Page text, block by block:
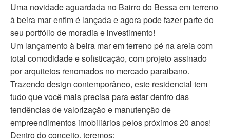
Uma novidade aguardada no Bairro do Bessa em terreno
à beira mar enfim é lançada e agora pode fazer parte do
seu portfólio de moradia e investimento!
Um lançamento à beira mar em terreno pé na areia com
total comodidade e sofisticação, com projeto assinado
por arquitetos renomados no mercado paraibano.
Trazendo design contemporâneo, este residencial tem
tudo que você mais precisa para estar dentro das
tendências de valorização e manutenção de
empreendimentos imobiliários pelos próximos 20 anos!
Dentro do conceito, teremos: